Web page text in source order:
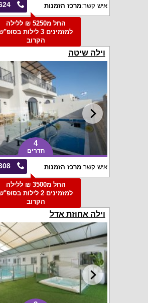
איש קשר:מרכז הזמנות
החל מ5250 ₪ ללילה
למזמינים 3 לילות
הקרוב
וילה שיטה
4
חדרים
איש קשר:מרכז הזמנות
החל מ3500 ₪ ללילה
למזמינים 2 לילות
הקרוב
וילה אחוזת אדל